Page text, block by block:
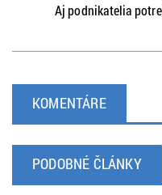
Aj podnikatelia
KOMENTÁRE
PODOBNÉ ČLÁNKY